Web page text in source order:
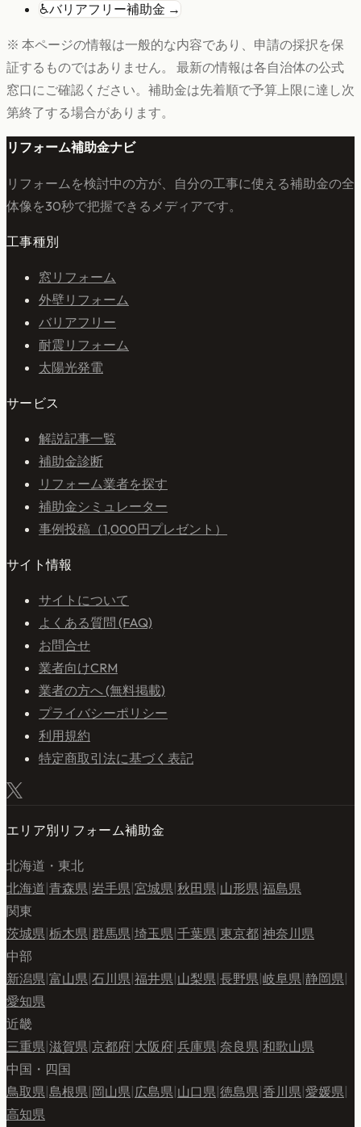
♿バリアフリー補助金 →
※ 本ページの情報は一般的な内容であり、申請の採択を保
証するものではありません。 最新の情報は各自治体の公式
窓口にご確認ください。補助金は先着順で予算上限に達し次
第終了する場合があります。
リフォーム補助金ナビ
リフォームを検討中の方が、自分の工事に使える補助金の全
体像を30秒で把握できるメディアです。
工事種別
窓リフォーム
外壁リフォーム
バリアフリー
耐震リフォーム
太陽光発電
サービス
解説記事一覧
補助金診断
リフォーム業者を探す
補助金シミュレーター
事例投稿（1,000円プレゼント）
サイト情報
サイトについて
よくある質問 (FAQ)
お問合せ
業者向けCRM
業者の方へ (無料掲載)
プライバシーポリシー
利用規約
特定商取引法に基づく表記
エリア別リフォーム補助金
北海道・東北
北海道 青森県 岩手県 宮城県 秋田県 山形県 福島県
関東
茨城県 栃木県 群馬県 埼玉県 千葉県 東京都 神奈川県
中部
新潟県 富山県 石川県 福井県 山梨県 長野県 岐阜県 静岡県
愛知県
近畿
三重県 滋賀県 京都府 大阪府 兵庫県 奈良県 和歌山県
中国・四国
鳥取県 島根県 岡山県 広島県 山口県 徳島県 香川県 愛媛県
高知県